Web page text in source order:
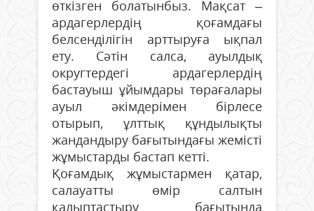
өткізген болатынбыз. Мақсат –
ардагерлердің қоғамдағы
белсенділігін арттыруға ықпал
ету. Сәтін салса, ауылдық
округтердегі ардагерлердің
бастауыш ұйымдары төрағалары
ауыл әкімдерімен бірлесе
отырып, ұлттық құндылықты
жандандыру бағытындағы жемісті
жұмыстарды бастап кетті.
Қоғамдық жұмыстармен қатар,
салауатты өмір салтын
қалыптастыру бағытында